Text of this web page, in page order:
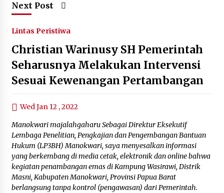
Next Post
Lintas Peristiwa
Christian Warinusy SH Pemerintah
Seharusnya Melakukan Intervensi
Sesuai Kewenangan Pertambangan
Wed Jan 12 , 2022
Manokwari majalahgaharu Sebagai Direktur Eksekutif
Lembaga Penelitian, Pengkajian dan Pengembangan Bantuan
Hukum (LP3BH) Manokwari, saya menyesalkan informasi
yang berkembang di media cetak, elektronik dan online bahwa
kegiatan penambangan emas di Kampung Wasirawi, Distrik
Masni, Kabupaten Manokwari, Provinsi Papua Barat
berlangsung tanpa kontrol (pengawasan) dari Pemerintah.